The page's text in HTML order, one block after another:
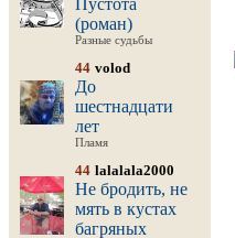
Пустота
(роман)
Разные судьбы
44 volod
До
шестнадцати
лет
Пламя
44 lalalala2000
Не бродить, не
мять в кустах
багряных